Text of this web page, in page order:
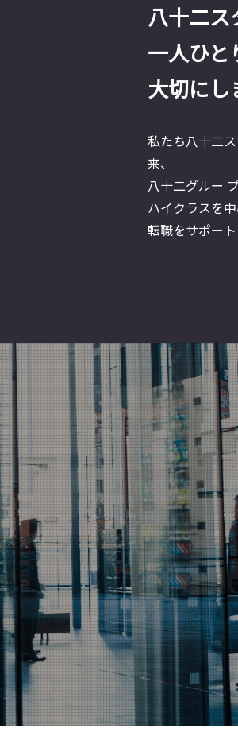
八十二
一人ひと
大切にし
私たち八十二
来、
八十二グルー
ハイクラスを
転職をサポー